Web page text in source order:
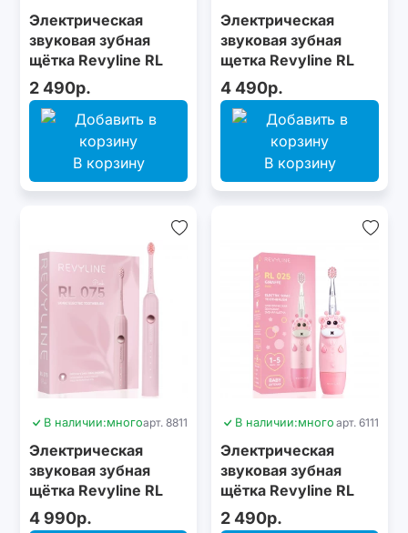
Электрическая
звуковая зубная
щётка Revyline RL
025 Baby Kitty, Grey
2 490р.
В корзину
Электрическая
звуковая зубная
щетка Revyline RL
095 Kids, Lilac
4 490р.
В корзину
В наличии:многоарт. 8811
Электрическая
звуковая зубная
щётка Revyline RL
075 Pink
4 990р.
В наличии:много арт. 6111
Электрическая
звуковая зубная
щётка Revyline RL
025 Baby, Pink
2 490р.